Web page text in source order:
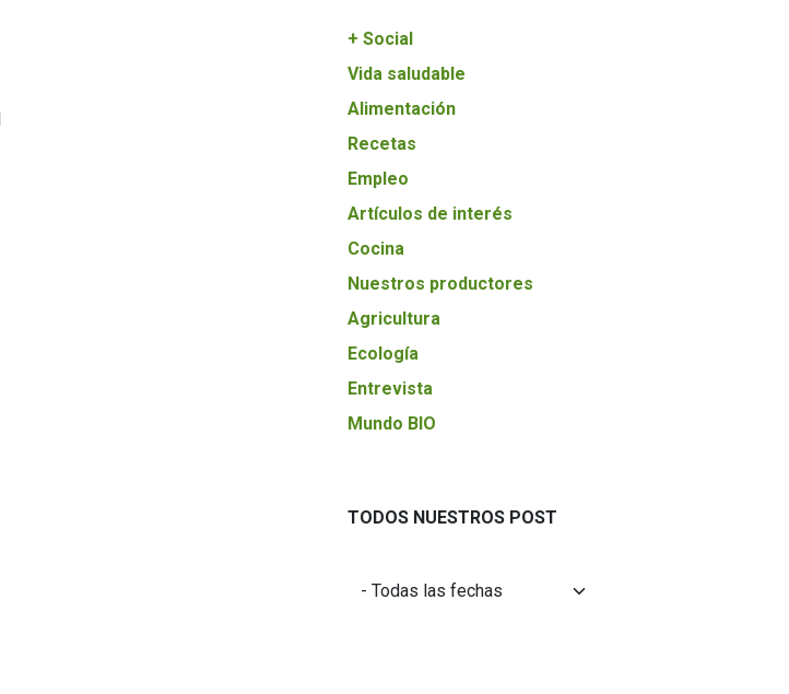
+ Social
Vida saludable
Alimentación
Recetas
Empleo
Artículos de interés
Cocina
Nuestros productores
Agricultura
Ecología
Entrevista
Mundo BIO
TODOS NUESTROS POST